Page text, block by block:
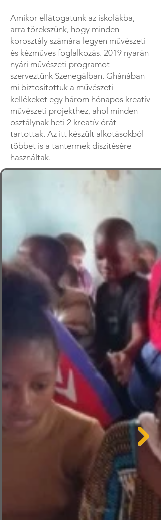
Amikor ellátogatunk az iskolákba,
arra törekszünk, hogy minden
korosztály számára legyen művészeti
és kézműves foglalkozás. 2019 nyarán
nyári művészeti programot
szerveztünk Szenegálban. Ghánában
mi biztosítottuk a művészeti
kellékeket egy három hónapos kreatív
művészeti projekthez, ahol minden
osztálynak heti 2 kreatív órát
tartottak. Az itt készült alkotásokból
többet is a tantermek díszítésére
használtak.